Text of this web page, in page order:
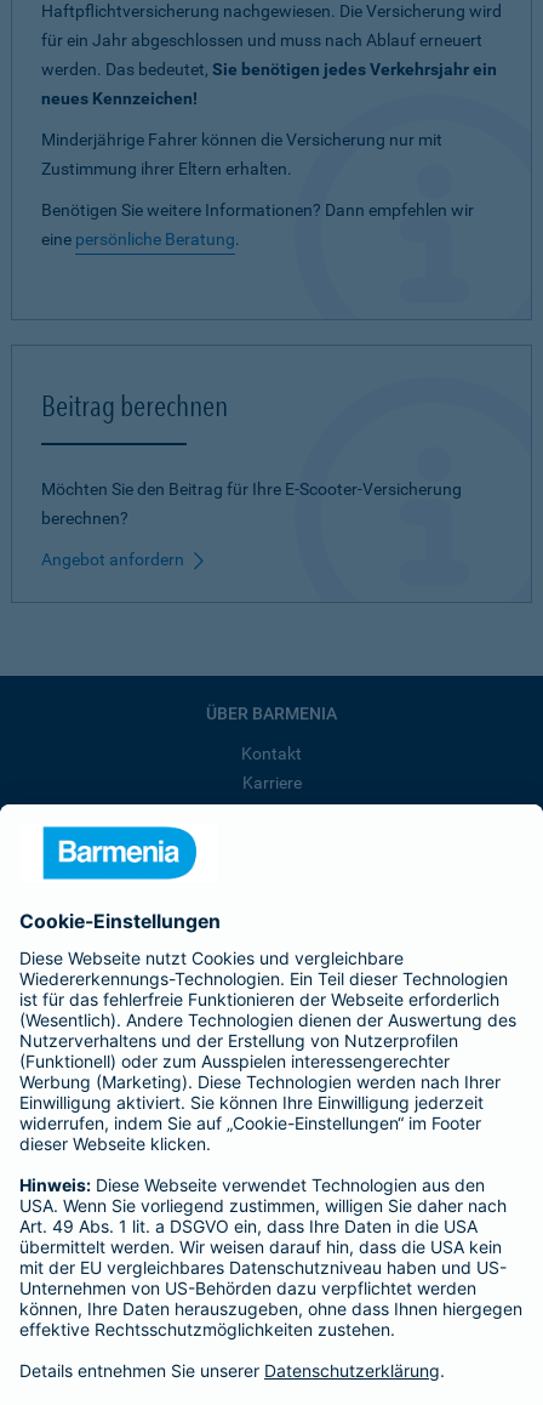
Haftpflichtversicherung nachgewiesen. Die Versicherung wird
für ein Jahr abgeschlossen und muss nach Ablauf erneuert
werden. Das bedeutet, Sie benötigen jedes Verkehrsjahr ein
neues Kennzeichen!
Minderjährige Fahrer können die Versicherung nur mit
Zustimmung ihrer Eltern erhalten.
Benötigen Sie weitere Informationen? Dann empfehlen wir
eine persönliche Beratung.
Beitrag berechnen
Möchten Sie den Beitrag für Ihre E-Scooter-Versicherung
berechnen?
Angebot anfordern
ÜBER BARMENIA
Kontakt
Karriere
Barmenia ist Teil der BarmeniaGothaer
BELIEBTE SEITEN
Kranken-Zusatzversicherung
Tierversicherungen
Haftpflichtversicherung
Hausratversicherung
Adresse ändern
Schaden melden
Kilometerstandsmeldung
Serviceübersicht